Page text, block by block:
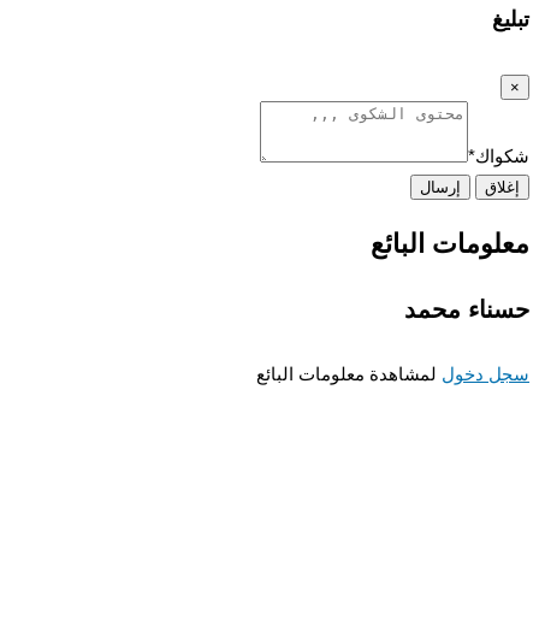
تبليغ
×
شكواك*
إغلاق إرسال
معلومات البائع
حسناء محمد
سجل دخول لمشاهدة معلومات البائع